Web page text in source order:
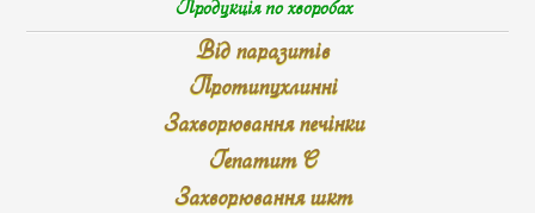
Продукція по хворобах
Від паразитів
Протипухлинні
Захворювання печінки
Гепатит С
Захворювання шкт